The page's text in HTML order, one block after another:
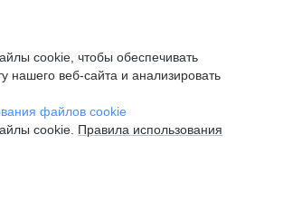
cookie, чтобы обеспечивать
нашего веб-сайта и анализировать
файлов cookie
cookie. Правила использования